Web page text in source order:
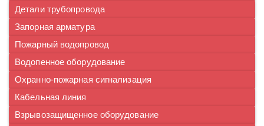
Детали трубопровода
Запорная арматура
Пожарный водопровод
Водопенное оборудование
Охранно-пожарная сигнализация
Кабельная линия
Взрывозащищенное оборудование